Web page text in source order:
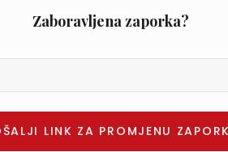
Zaboravljena zaporka?